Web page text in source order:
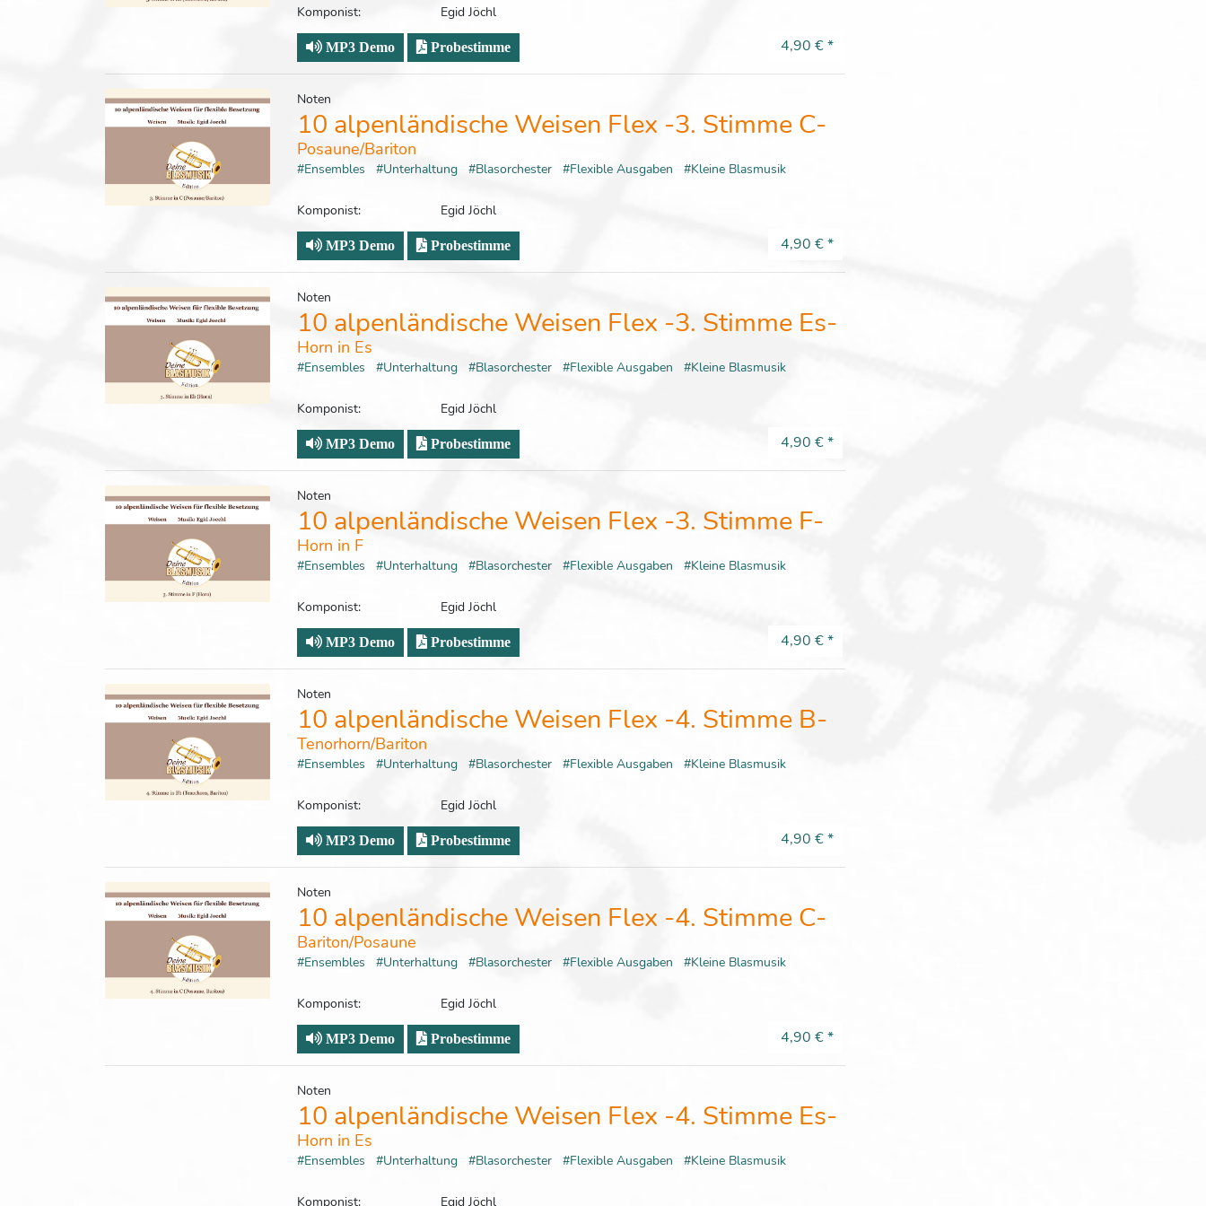
Komponist: Egid Jöchl
MP3 Demo Probestimme 4,90 €*
Noten
10 alpenländische Weisen Flex -3. Stimme C-
Posaune/Bariton
#Ensembles #Unterhaltung #Blasorchester #Flexible Ausgaben #Kleine Blasmusik
Komponist: Egid Jöchl
MP3 Demo Probestimme 4,90 €*
Noten
10 alpenländische Weisen Flex -3. Stimme Es-
Horn in Es
#Ensembles #Unterhaltung #Blasorchester #Flexible Ausgaben #Kleine Blasmusik
Komponist: Egid Jöchl
MP3 Demo Probestimme 4,90 €*
Noten
10 alpenländische Weisen Flex -3. Stimme F-
Horn in F
#Ensembles #Unterhaltung #Blasorchester #Flexible Ausgaben #Kleine Blasmusik
Komponist: Egid Jöchl
MP3 Demo Probestimme 4,90 €*
Noten
10 alpenländische Weisen Flex -4. Stimme B-
Tenorhorn/Bariton
#Ensembles #Unterhaltung #Blasorchester #Flexible Ausgaben #Kleine Blasmusik
Komponist: Egid Jöchl
MP3 Demo Probestimme 4,90 €*
Noten
10 alpenländische Weisen Flex -4. Stimme C-
Bariton/Posaune
#Ensembles #Unterhaltung #Blasorchester #Flexible Ausgaben #Kleine Blasmusik
Komponist: Egid Jöchl
MP3 Demo Probestimme 4,90 €*
Noten
10 alpenländische Weisen Flex -4. Stimme Es-
Horn in Es
#Ensembles #Unterhaltung #Blasorchester #Flexible Ausgaben #Kleine Blasmusik
Komponist: Egid Jöchl